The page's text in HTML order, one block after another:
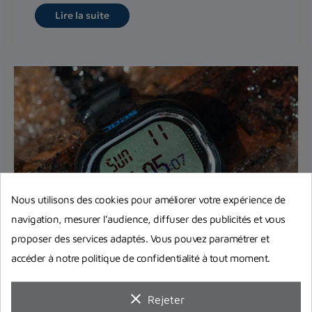
Lire la suite
Comment bien choisir son
ordinateur de plongée ?
Pas si simple de choisir son ordinateur de plongée
avec tous ces modèles proposés sur le marché !
Nous utilisons des cookies pour améliorer votre expérience de
navigation, mesurer l’audience, diffuser des publicités et vous
proposer des services adaptés. Vous pouvez paramétrer et
accéder à notre politique de confidentialité à tout moment.
clear Rejeter